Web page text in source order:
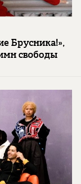
Брусника!»,
свободы